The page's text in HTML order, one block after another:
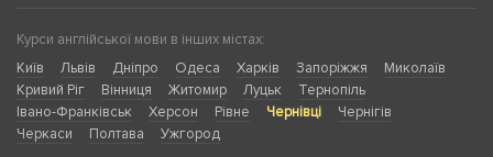
Курси англійської мови в інших містах:
Київ
Львів Дніпро Одеса Харків Запоріжжя
Миколаїв
Кривий Ріг
Вінниця Житомир Луцьк
Тернопіль
Івано-Франківськ
Херсон Рівне Чернівці
Чернігів
Черкаси
Полтава Ужгород